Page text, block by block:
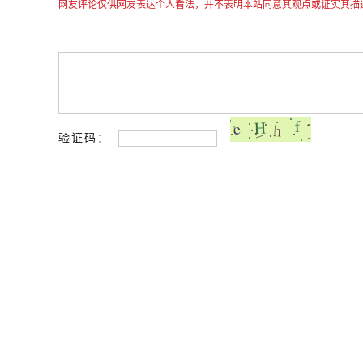
网友评论仅供网友表达个人看法，并不表明本站同意其观点或证实其描
验证码：